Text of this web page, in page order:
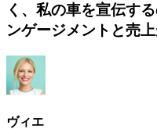
く、私の車を宣伝す
ンゲージメントと売
ヴィエ